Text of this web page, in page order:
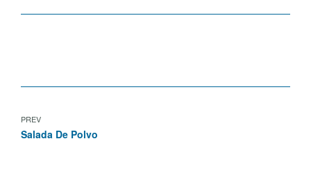
PREV
Salada De Polvo